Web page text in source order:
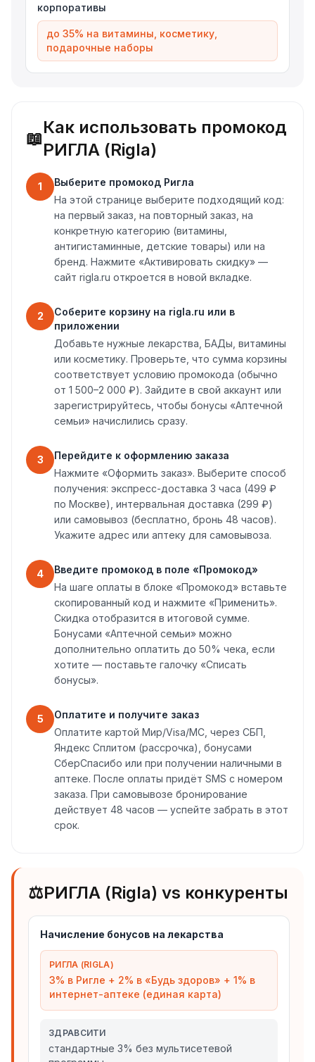
корпоративы
до 35% на витамины, косметику,
подарочные наборы
📖
Как использовать промокод
РИГЛА (Rigla)
1
Выберите промокод Ригла
На этой странице выберите подходящий код:
на первый заказ, на повторный заказ, на
конкретную категорию (витамины,
антигистаминные, детские товары) или на
бренд. Нажмите «Активировать скидку» —
сайт rigla.ru откроется в новой вкладке.
2
Соберите корзину на rigla.ru или в
приложении
Добавьте нужные лекарства, БАДы, витамины
или косметику. Проверьте, что сумма корзины
соответствует условию промокода (обычно
от 1 500–2 000 ₽). Зайдите в свой аккаунт или
зарегистрируйтесь, чтобы бонусы «Аптечной
семьи» начислились сразу.
3
Перейдите к оформлению заказа
Нажмите «Оформить заказ». Выберите способ
получения: экспресс-доставка 3 часа (499 ₽
по Москве), интервальная доставка (299 ₽)
или самовывоз (бесплатно, бронь 48 часов).
Укажите адрес или аптеку для самовывоза.
4
Введите промокод в поле «Промокод»
На шаге оплаты в блоке «Промокод» вставьте
скопированный код и нажмите «Применить».
Скидка отобразится в итоговой сумме.
Бонусами «Аптечной семьи» можно
дополнительно оплатить до 50% чека, если
хотите — поставьте галочку «Списать
бонусы».
5
Оплатите и получите заказ
Оплатите картой Мир/Visa/MC, через СБП,
Яндекс Сплитом (рассрочка), бонусами
СберСпасибо или при получении наличными в
аптеке. После оплаты придёт SMS с номером
заказа. При самовывозе бронирование
действует 48 часов — успейте забрать в этот
срок.
⚖️РИГЛА (Rigla) vs конкуренты
Начисление бонусов на лекарства
РИГЛА (RIGLA)
3% в Ригле + 2% в «Будь здоров» + 1% в
интернет-аптеке (единая карта)
ЗДРАВСИТИ
стандартные 3% без мультисетевой